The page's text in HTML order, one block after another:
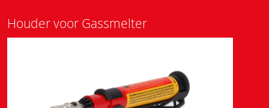
Houder voor Gassmelter